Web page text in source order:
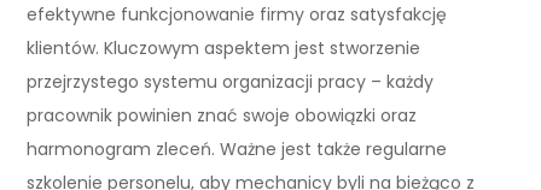
efektywne funkcjonowanie firmy oraz satysfakcję
klientów. Kluczowym aspektem jest stworzenie
przejrzystego systemu organizacji pracy – każdy
pracownik powinien znać swoje obowiązki oraz
harmonogram zleceń. Ważne jest także regularne
szkolenie personelu, aby mechanicy byli na bieżąco z